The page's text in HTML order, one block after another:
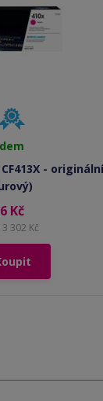
- originální
Kč
302 Kč